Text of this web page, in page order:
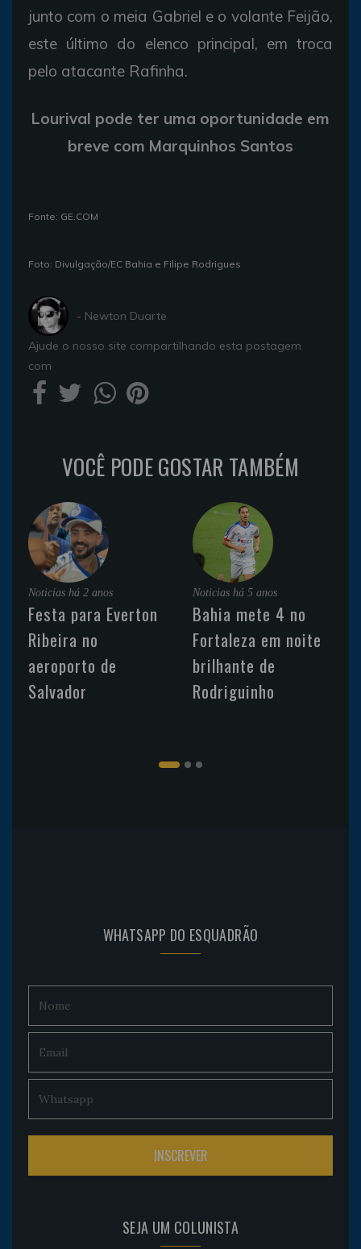
junto com o meia Gabriel e o volante Feijão,
este último do elenco principal, em troca
pelo atacante Rafinha.
Lourival pode ter uma oportunidade em
breve com Marquinhos Santos
Fonte: GE.COM
Foto: Divulgação/EC Bahia e Filipe Rodrigues
- Newton Duarte
Ajude o nosso site compartilhando esta postagem
com
VOCÊ PODE GOSTAR TAMBÉM
Noticias há 2 anos
Festa para Everton
Ribeira no
aeroporto de
Salvador
Noticias há 5 anos
Bahia mete 4 no
Fortaleza em noite
brilhante de
Rodriguinho
WHATSAPP DO ESQUADRÃO
SEJA UM COLUNISTA